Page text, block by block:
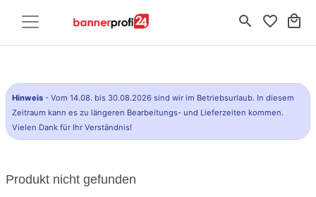
search favorite_border local_mall
Hinweis - Vom 14.08. bis 30.08.2026 sind wir im Betriebsurlaub. In diesem
Zeitraum kann es zu längeren Bearbeitungs- und Lieferzeiten kommen.
Vielen Dank für Ihr Verständnis!
Produkt nicht gefunden